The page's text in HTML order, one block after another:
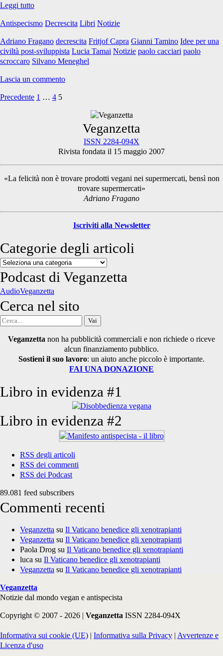
Leggi tuttoDecrescita
antispecismo:
dialogo
possibile?
Antispecismo Decrescita Libri Notizie
Adriano Fragano decrescita Fritjof Capra Gianni Tamino Idee per una
civiltà post-sviluppista Lucia Tamai Notizie paolo cacciari paolo
scroccaro Silvano Meneghel
Lascia un commento
Paginazione
Precedente 1 … 4 5
Sidebar
Veganzetta
ISSN 2284-094X
Rivista fondata il 15 maggio 2007
«La felicità non è trovare prodotti vegani nei supermercati, bensì non
trovare supermercati»
Adriano Fragano
Iscriviti alla Newsletter
Categorie degli articoli
Categorie
degli
articoli
Podcast di Veganzetta
AudioVeganzetta
Cerca nel sito
Cerca
Veganzetta non ha pubblicità commerciali e non richiede o riceve
alcun finanziamento pubblico.
Sostieni il suo lavoro: un aiuto anche piccolo è importante.
FAI UNA DONAZIONE
Libro in evidenza #1
Libro in evidenza #2
RSS degli articoli
RSS dei commenti
RSS dei Podcast
89.081 feed subscribers
Commenti recenti
Veganzetta su Il Vaticano benedice gli xenotrapianti
Veganzetta su Il Vaticano benedice gli xenotrapianti
Paola Drog su Il Vaticano benedice gli xenotrapianti
luca su Il Vaticano benedice gli xenotrapianti
Veganzetta su Il Vaticano benedice gli xenotrapianti
Veganzetta
Notizie dal mondo vegan e antispecista
Copyright © 2007 - 2026 | Veganzetta ISSN 2284-094X
Informativa sui cookie (UE) | Informativa sulla Privacy | Avvertenze e
Licenza d'uso